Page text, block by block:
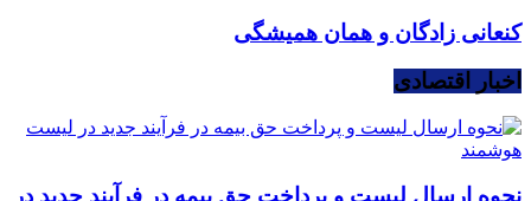
کنعانی زادگان و همان همیشگی
اخبار اقتصادی
نحوه ارسال لیست و پرداخت حق بیمه در فرآیند جدید در